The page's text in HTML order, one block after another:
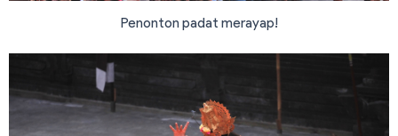
Penonton padat merayap!